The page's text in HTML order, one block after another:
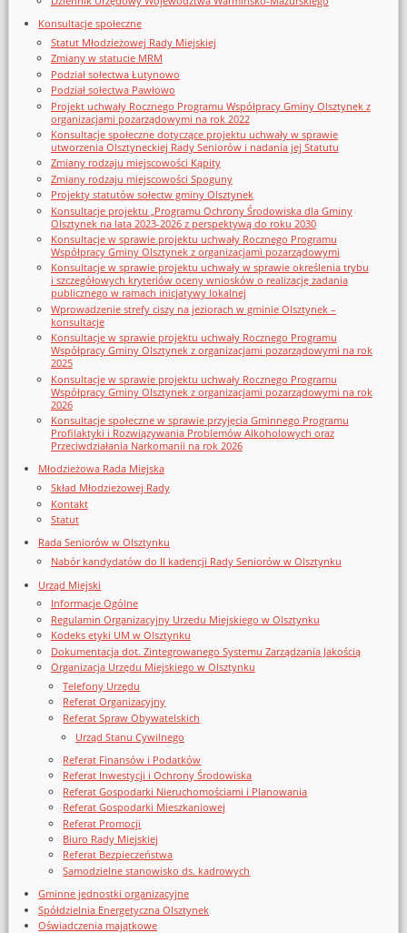
Konsultacje społeczne
Statut Młodzieżowej Rady Miejskiej
Zmiany w statucie MRM
Podział sołectwa Łutynowo
Podział sołectwa Pawłowo
Projekt uchwały Rocznego Programu Współpracy Gminy Olsztynek z
organizacjami pozarządowymi na rok 2022
Konsultacje społeczne dotyczące projektu uchwały w sprawie
utworzenia Olsztyneckiej Rady Seniorów i nadania jej Statutu
Zmiany rodzaju miejscowości Kąpity
Zmiany rodzaju miejscowości Spoguny
Projekty statutów sołectw gminy Olsztynek
Konsultacje projektu „Programu Ochrony Środowiska dla Gminy
Olsztynek na lata 2023-2026 z perspektywą do roku 2030
Konsultacje w sprawie projektu uchwały Rocznego Programu
Współpracy Gminy Olsztynek z organizacjami pozarządowymi
Konsultacje w sprawie projektu uchwały w sprawie określenia trybu
i szczegółowych kryteriów oceny wniosków o realizację zadania
publicznego w ramach inicjatywy lokalnej
Wprowadzenie strefy ciszy na jeziorach w gminie Olsztynek –
konsultacje
Konsultacje w sprawie projektu uchwały Rocznego Programu
Współpracy Gminy Olsztynek z organizacjami pozarządowymi na rok
2025
Konsultacje w sprawie projektu uchwały Rocznego Programu
Współpracy Gminy Olsztynek z organizacjami pozarządowymi na rok
2026
Konsultacje społeczne w sprawie przyjęcia Gminnego Programu
Profilaktyki i Rozwiązywania Problemów Alkoholowych oraz
Przeciwdziałania Narkomanii na rok 2026
Młodzieżowa Rada Miejska
Skład Młodzieżowej Rady
Kontakt
Statut
Rada Seniorów w Olsztynku
Nabór kandydatów do II kadencji Rady Seniorów w Olsztynku
Urząd Miejski
Informacje Ogólne
Regulamin Organizacyjny Urzedu Miejskiego w Olsztynku
Kodeks etyki UM w Olsztynku
Dokumentacja dot. Zintegrowanego Systemu Zarządzania Jakością
Organizacja Urzędu Miejskiego w Olsztynku
Telefony Urzędu
Referat Organizacyjny
Referat Spraw Obywatelskich
Urząd Stanu Cywilnego
Referat Finansów i Podatków
Referat Inwestycji i Ochrony Środowiska
Referat Gospodarki Nieruchomościami i Planowania
Referat Gospodarki Mieszkaniowej
Referat Promocji
Biuro Rady Miejskiej
Referat Bezpieczeństwa
Samodzielne stanowisko ds. kadrowych
Gminne jednostki organizacyjne
Spółdzielnia Energetyczna Olsztynek
Oświadczenia majątkowe